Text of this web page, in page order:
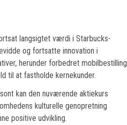
langsigtet værdi i Starbucks-
og fortsatte innovation i
herunder forbedret mobilbestilling
til at fastholde kernekunder.
kan den nuværende aktiekurs
kulturelle genopretning
positive udvikling.